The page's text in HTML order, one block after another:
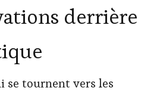
derrière
se tournent vers les